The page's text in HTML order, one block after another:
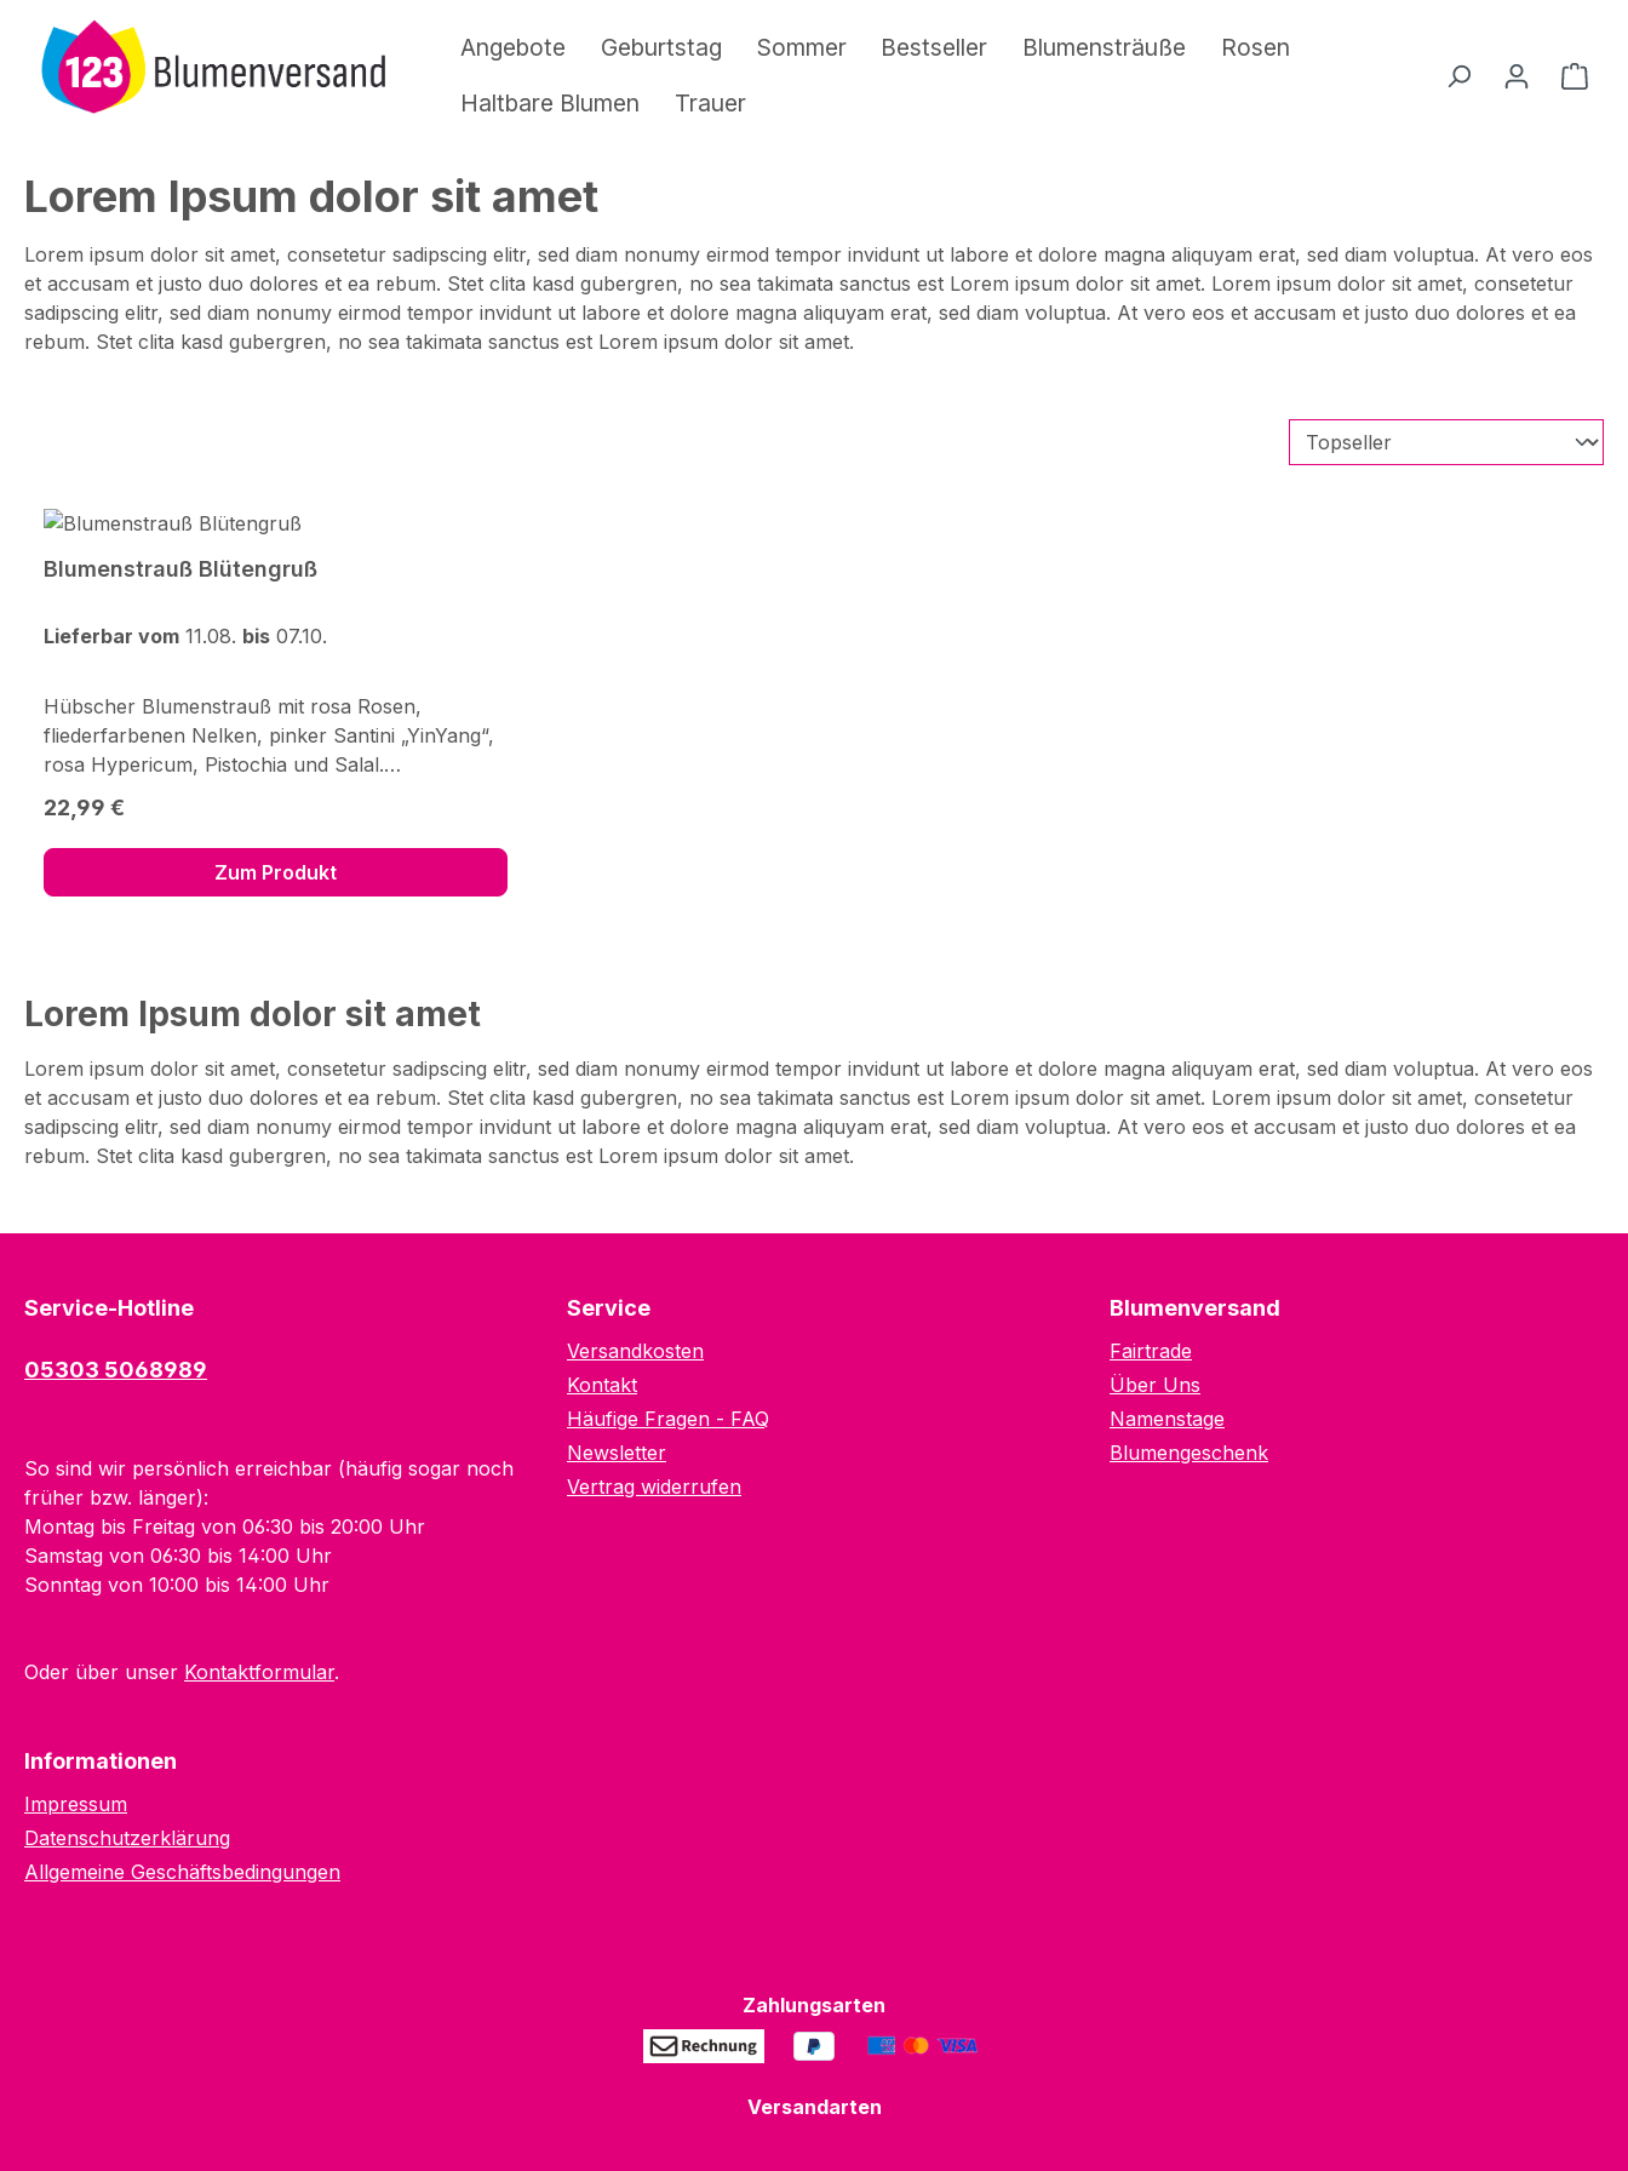
Hauptinhalt springen
Zur Suche springen
Zur Hauptnavigation springen
Angebote Geburtstag Sommer Bestseller Blumensträuße
Rosen
Haltbare Blumen
Trauer
Lorem Ipsum dolor sit amet
Lorem ipsum dolor sit amet, consetetur sadipscing elitr, sed diam nonumy eirmod tempor invidunt ut labore et dolore magna aliquyam erat, sed diam voluptua. At vero eos
et accusam et justo duo dolores et ea rebum. Stet clita kasd gubergren, no sea takimata sanctus est Lorem ipsum dolor sit amet. Lorem ipsum dolor sit amet, consetetur
sadipscing elitr, sed diam nonumy eirmod tempor invidunt ut labore et dolore magna aliquyam erat, sed diam voluptua. At vero eos et accusam et justo duo dolores et ea
rebum. Stet clita kasd gubergren, no sea takimata sanctus est Lorem ipsum dolor sit amet.
Blumenstrauß Blütengruß
Lieferbar vom 11.08. bis 07.10.
Hübscher Blumenstrauß mit rosa Rosen,
fliederfarbenen Nelken, pinker Santini „YinYang“,
rosa Hypericum, Pistochia und Salal.
Durchmesser ca. 30 cm. Frisch für Dich
zusammengestellt, mit Pflegetipps,
Blumennahrung und Wasser
versorgt.Hersteller:123Blumenversand.de
Regulärer Preis:
22,99 €
Zum Produkt
Lorem Ipsum dolor sit amet
Lorem ipsum dolor sit amet, consetetur sadipscing elitr, sed diam nonumy eirmod tempor invidunt ut labore et dolore magna aliquyam erat, sed diam voluptua. At vero eos
et accusam et justo duo dolores et ea rebum. Stet clita kasd gubergren, no sea takimata sanctus est Lorem ipsum dolor sit amet. Lorem ipsum dolor sit amet, consetetur
sadipscing elitr, sed diam nonumy eirmod tempor invidunt ut labore et dolore magna aliquyam erat, sed diam voluptua. At vero eos et accusam et justo duo dolores et ea
rebum. Stet clita kasd gubergren, no sea takimata sanctus est Lorem ipsum dolor sit amet.
Service-Hotline
05303 5068989
So sind wir persönlich erreichbar (häufig sogar noch
früher bzw. länger):
Montag bis Freitag von 06:30 bis 20:00 Uhr
Samstag von 06:30 bis 14:00 Uhr
Sonntag von 10:00 bis 14:00 Uhr
Oder über unser Kontaktformular.
Service
Versandkosten
Kontakt
Häufige Fragen - FAQ
Newsletter
Vertrag widerrufen
Blumenversand
Fairtrade
Über Uns
Namenstage
Blumengeschenk
Informationen
Impressum
Datenschutzerklärung
Allgemeine Geschäftsbedingungen
Zahlungsarten
Versandarten